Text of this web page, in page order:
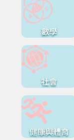
數學
社會
健康與體育